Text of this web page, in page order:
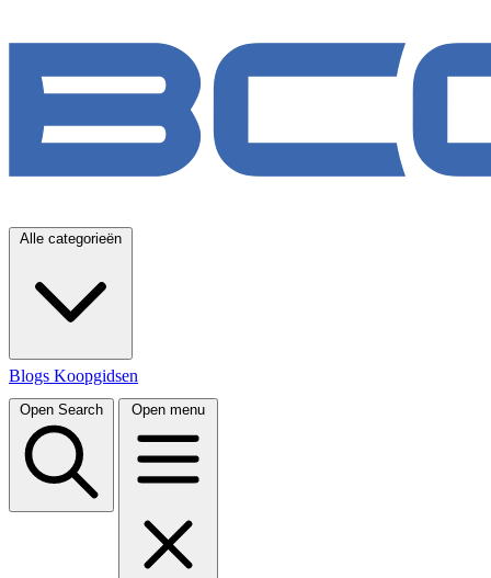
Alle categorieën
Blogs Koopgidsen
Open Search Open menu